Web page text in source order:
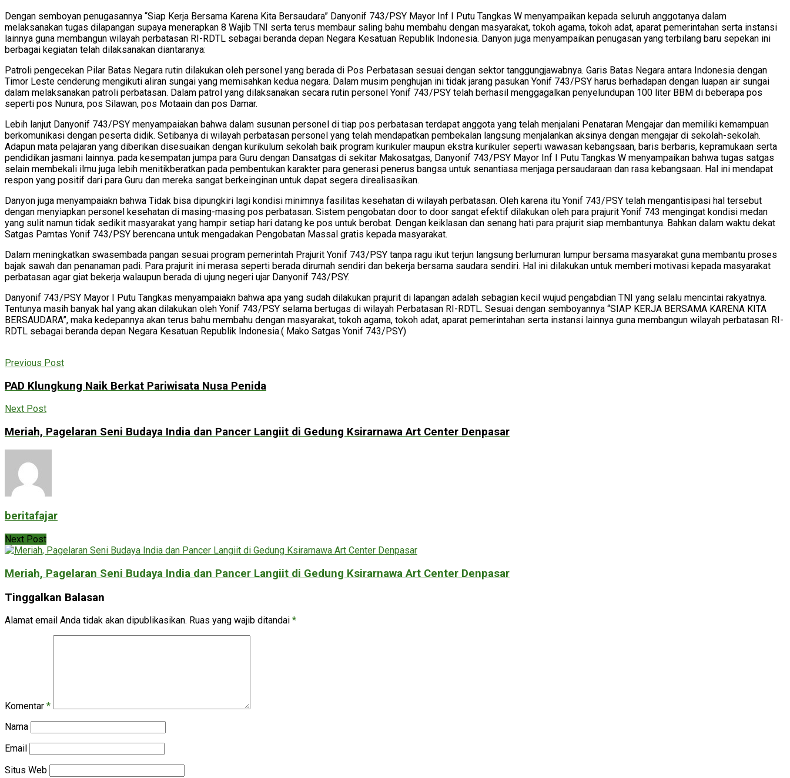
Dengan semboyan penugasannya “Siap Kerja Bersama Karena Kita Bersaudara” Danyonif 743/PSY Mayor Inf I Putu Tangkas W menyampaikan kepada seluruh anggotanya dalam
melaksanakan tugas dilapangan supaya menerapkan 8 Wajib TNI serta terus membaur saling bahu membahu dengan masyarakat, tokoh agama, tokoh adat, aparat pemerintahan serta instansi
lainnya guna membangun wilayah perbatasan RI-RDTL sebagai beranda depan Negara Kesatuan Republik Indonesia. Danyon juga menyampaikan penugasan yang terbilang baru sepekan ini
berbagai kegiatan telah dilaksanakan diantaranya:
Patroli pengecekan Pilar Batas Negara rutin dilakukan oleh personel yang berada di Pos Perbatasan sesuai dengan sektor tanggungjawabnya. Garis Batas Negara antara Indonesia dengan
Timor Leste cenderung mengikuti aliran sungai yang memisahkan kedua negara. Dalam musim penghujan ini tidak jarang pasukan Yonif 743/PSY harus berhadapan dengan luapan air sungai
dalam melaksanakan patroli perbatasan. Dalam patrol yang dilaksanakan secara rutin personel Yonif 743/PSY telah berhasil menggagalkan penyelundupan 100 liter BBM di beberapa pos
seperti pos Nunura, pos Silawan, pos Motaain dan pos Damar.
Lebih lanjut Danyonif 743/PSY menyampaiakan bahwa dalam susunan personel di tiap pos perbatasan terdapat anggota yang telah menjalani Penataran Mengajar dan memiliki kemampuan
berkomunikasi dengan peserta didik. Setibanya di wilayah perbatasan personel yang telah mendapatkan pembekalan langsung menjalankan aksinya dengan mengajar di sekolah-sekolah.
Adapun mata pelajaran yang diberikan disesuaikan dengan kurikulum sekolah baik program kurikuler maupun ekstra kurikuler seperti wawasan kebangsaan, baris berbaris, kepramukaan serta
pendidikan jasmani lainnya. pada kesempatan jumpa para Guru dengan Dansatgas di sekitar Makosatgas, Danyonif 743/PSY Mayor Inf I Putu Tangkas W menyampaikan bahwa tugas satgas
selain membekali ilmu juga lebih menitikberatkan pada pembentukan karakter para generasi penerus bangsa untuk senantiasa menjaga persaudaraan dan rasa kebangsaan. Hal ini mendapat
respon yang positif dari para Guru dan mereka sangat berkeinginan untuk dapat segera direalisasikan.
Danyon juga menyampaiakn bahwa Tidak bisa dipungkiri lagi kondisi minimnya fasilitas kesehatan di wilayah perbatasan. Oleh karena itu Yonif 743/PSY telah mengantisipasi hal tersebut
dengan menyiapkan personel kesehatan di masing-masing pos perbatasan. Sistem pengobatan door to door sangat efektif dilakukan oleh para prajurit Yonif 743 mengingat kondisi medan
yang sulit namun tidak sedikit masyarakat yang hampir setiap hari datang ke pos untuk berobat. Dengan keiklasan dan senang hati para prajurit siap membantunya. Bahkan dalam waktu dekat
Satgas Pamtas Yonif 743/PSY berencana untuk mengadakan Pengobatan Massal gratis kepada masyarakat.
Dalam meningkatkan swasembada pangan sesuai program pemerintah Prajurit Yonif 743/PSY tanpa ragu ikut terjun langsung berlumuran lumpur bersama masyarakat guna membantu proses
bajak sawah dan penanaman padi. Para prajurit ini merasa seperti berada dirumah sendiri dan bekerja bersama saudara sendiri. Hal ini dilakukan untuk memberi motivasi kepada masyarakat
perbatasan agar giat bekerja walaupun berada di ujung negeri ujar Danyonif 743/PSY.
Danyonif 743/PSY Mayor I Putu Tangkas menyampaiakn bahwa apa yang sudah dilakukan prajurit di lapangan adalah sebagian kecil wujud pengabdian TNI yang selalu mencintai rakyatnya.
Tentunya masih banyak hal yang akan dilakukan oleh Yonif 743/PSY selama bertugas di wilayah Perbatasan RI-RDTL. Sesuai dengan semboyannya “SIAP KERJA BERSAMA KARENA KITA
BERSAUDARA”, maka kedepannya akan terus bahu membahu dengan masyarakat, tokoh agama, tokoh adat, aparat pemerintahan serta instansi lainnya guna membangun wilayah perbatasan RI-
RDTL sebagai beranda depan Negara Kesatuan Republik Indonesia.( Mako Satgas Yonif 743/PSY)
Previous Post
PAD Klungkung Naik Berkat Pariwisata Nusa Penida
Next Post
Meriah, Pagelaran Seni Budaya India dan Pancer Langiit di Gedung Ksirarnawa Art Center Denpasar
beritafajar
Next Post
Meriah, Pagelaran Seni Budaya India dan Pancer Langiit di Gedung Ksirarnawa Art Center Denpasar
Tinggalkan Balasan
Alamat email Anda tidak akan dipublikasikan. Ruas yang wajib ditandai *
Komentar *
Nama
Email
Situs Web